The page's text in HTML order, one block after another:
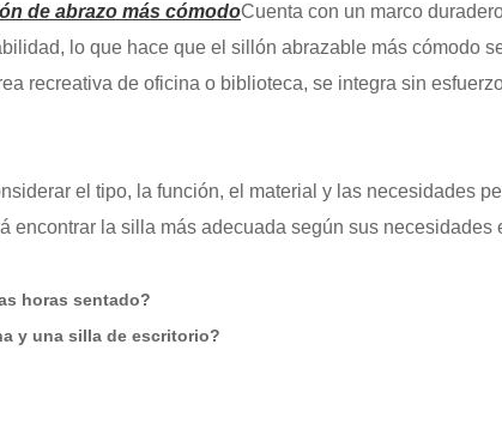
de abrazo más cómodoCuenta con un marco
lo que hace que el sillón abrazable más cómodo
recreativa de oficina o biblioteca, se integra sin
el tipo, la función, el material y las necesidades
encontrar la silla más adecuada según sus necesidades
horas sentado?
y una silla de escritorio?